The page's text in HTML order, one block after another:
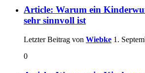
Article: Warum ein
sehr sinnvoll ist
Letzter Beitrag von Wiebke 1.
0